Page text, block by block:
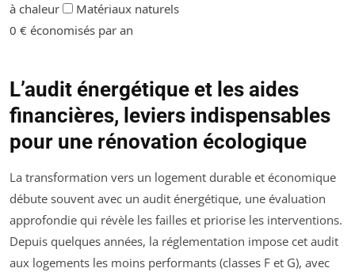
à chaleur
Matériaux naturels
0 € économisés par an
L’audit énergétique et les aides
financières, leviers indispensables
pour une rénovation écologique
La transformation vers un logement durable et économique
débute souvent avec un audit énergétique, une évaluation
approfondie qui révèle les failles et priorise les interventions.
Depuis quelques années, la réglementation impose cet audit
aux logements les moins performants (classes F et G), avec